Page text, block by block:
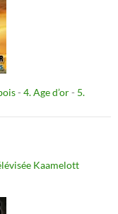
- 4. Age d’or- 5.
Kaamelott